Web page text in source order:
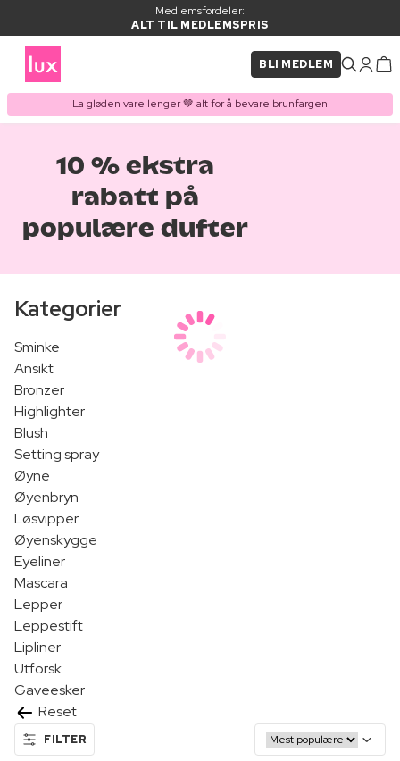
Medlemsfordeler:
ALT TIL MEDLEMSPRIS
BLI MEDLEM
La gløden vare lenger 🤎 alt for å bevare brunfargen
10 % ekstra
rabatt på
populære dufter
Kategorier
Sminke
Ansikt
Bronzer
Highlighter
Blush
Setting spray
Øyne
Øyenbryn
Løsvipper
Øyenskygge
Eyeliner
Mascara
Lepper
Leppestift
Lipliner
Utforsk
Gaveesker
Reset
FILTER